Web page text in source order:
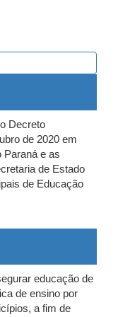
Decreto
de 2020 em
Paraná e as
de Estado
de Educação
educação de
de ensino por
a fim de